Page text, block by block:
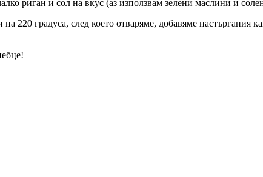
риган и сол на вкус (аз използвам зелени маслини и
220 градуса, след което отваряме, добавяме